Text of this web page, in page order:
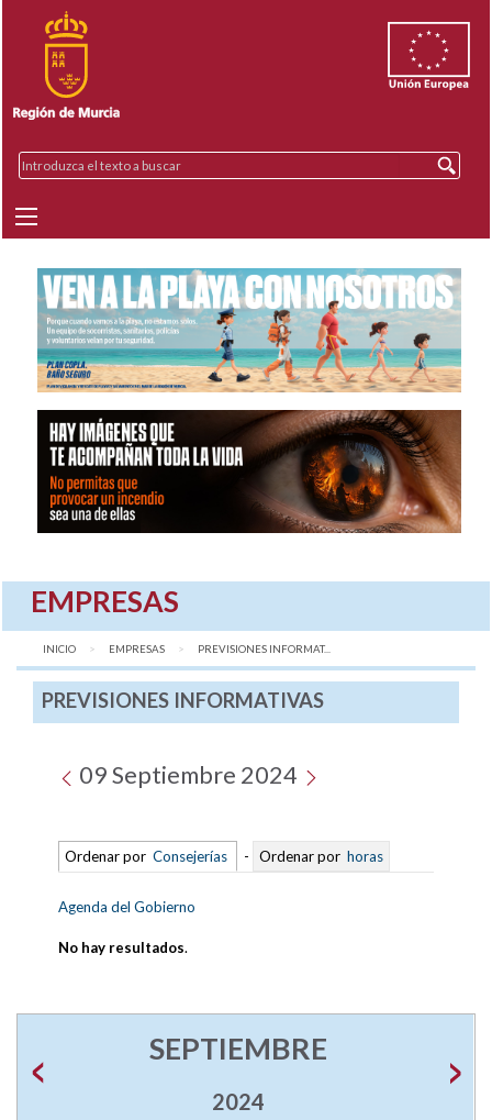
EMPRESAS
INICIO EMPRESAS AQUÍ:
PREVISIONES INFORMAT...
PREVISIONES INFORMATIVAS
09 Septiembre 2024
Ordenar por Consejerías - Ordenar por horas
Agenda del Gobierno
No hay resultados.
SEPTIEMBRE
2024